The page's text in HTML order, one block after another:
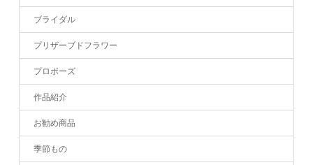
ブライダル
プリザーブドフラワー
プロポーズ
作品紹介
お勧め商品
季節もの